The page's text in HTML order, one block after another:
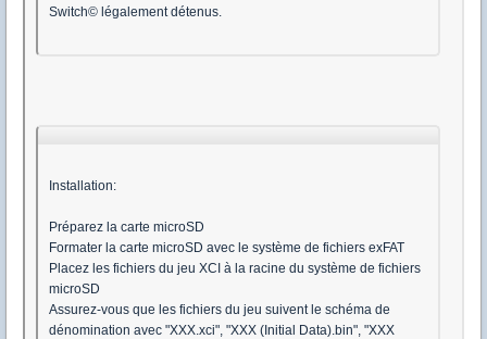
Switch© légalement détenus.
Installation:
Préparez la carte microSD
Formater la carte microSD avec le système de fichiers exFAT
Placez les fichiers du jeu XCI à la racine du système de fichiers
microSD
Assurez-vous que les fichiers du jeu suivent le schéma de
dénomination avec "XXX.xci", "XXX (Initial Data).bin", "XXX